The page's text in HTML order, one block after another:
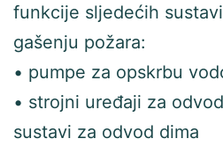
funkcije sljedećih
gašenju požara:
• pumpe za opskrbu
• strojni uređaji za
sustavi za odvod dima